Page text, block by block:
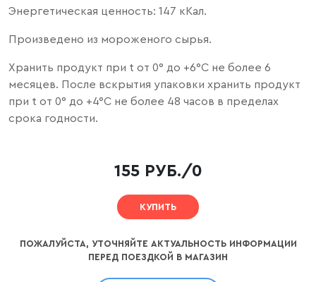
Энергетическая ценность: 147 кКал.
Произведено из мороженого сырья.
Хранить продукт при t от 0° до +6°С не более 6
месяцев. После вскрытия упаковки хранить продукт
при t от 0° до +4°С не более 48 часов в пределах
срока годности.
155 РУБ./0
КУПИТЬ
ПОЖАЛУЙСТА, УТОЧНЯЙТЕ АКТУАЛЬНОСТЬ ИНФОРМАЦИИ
ПЕРЕД ПОЕЗДКОЙ В МАГАЗИН